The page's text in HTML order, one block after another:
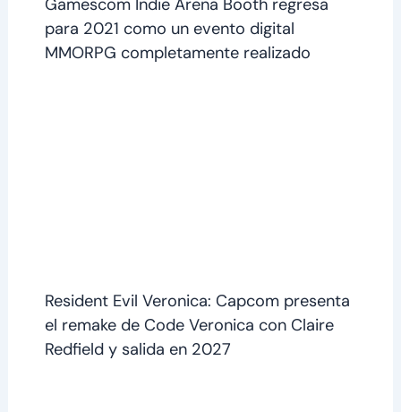
para 2021 como un evento digital
MMORPG completamente realizado
Resident Evil Veronica: Capcom presenta
el remake de Code Veronica con Claire
Redfield y salida en 2027